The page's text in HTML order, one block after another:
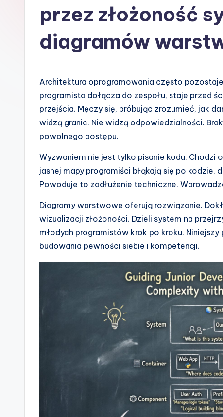
A
si
przez złożoność
diagramów
Architektura oprogramowania często
programista dołącza do zespołu, staje przed
przejścia. Męczy się, próbując zrozumieć, jak
widzą granic. Nie widzą odpowiedzialności.
powolnego postępu.
Wyzwaniem nie jest tylko pisanie kodu. Chodzi
jasnej mapy programiści błąkają się po
Powoduje to zadłużenie techniczne.
Diagramy warstwowe oferują rozwiązanie.
wizualizacji złożoności. Dzieli system na
młodych programistów krok po kroku.
budowania pewności siebie i kompetencji.